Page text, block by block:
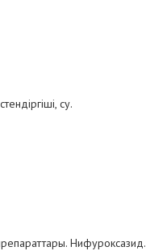
су.
Нифуроксазид.